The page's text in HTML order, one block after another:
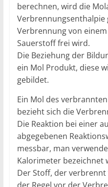
berechnen, wird die
Verbrennungsenthalpie
Verbrennung von
Sauerstoff frei wird.
Die Beziehung der
ein Mol Produkt, diese
gebildet.
Ein Mol des
bezieht sich die
Die Reaktion bei einer
abgegebenen
messbar, man
Kalorimeter bezeichnet
Der Stoff, der
der Regel vor der